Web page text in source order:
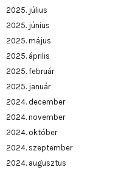
2025. július
2025. június
2025. május
2025. április
2025. február
2025. január
2024. december
2024. november
2024. október
2024. szeptember
2024. augusztus